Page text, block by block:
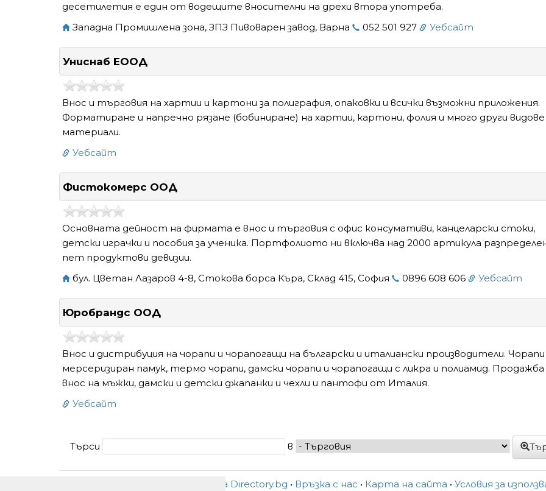
десетилетия е един от водещите вносителни на дрехи втора употреба.
Западна Промишлена зона, ЗПЗ Пивоварен завод, Варна
052 501 927 Уебсайт
Униснаб ЕООД
Внос и търговия на хартии и картони за полиграфия, опаковки и всички възможни приложения.
Форматиране и напречно рязане (бобиниране) на хартии, картони, фолия и много други видове
материали.
Уебсайт
Фистокомерс ООД
Основната дейност на фирмата е внос и търговия с офис консумативи, канцеларски стоки,
детски играчки и пособия за ученика. Портфолиото ни включва над 2000 артикула
пет продуктови дeвизии.
бул. Цветан Лазаров 4-8, Стокова борса Къра, Склад 415, София
0896 608 606 Уебсайт
Юробрандс ООД
Внос и дистрибуция на чорапи и чорапогащи на български и италиански производители.
мерсеризиран памук, термо чорапи, дамски чорапи и чорапогащи с ликра и полиамид. Продажба
внос на мъжки, дамски и детски джапанки и чехли и пантофи от Италия.
Уебсайт
Търси в
За Directory.bg • Връзка с нас • Карта на сайта • Условия за